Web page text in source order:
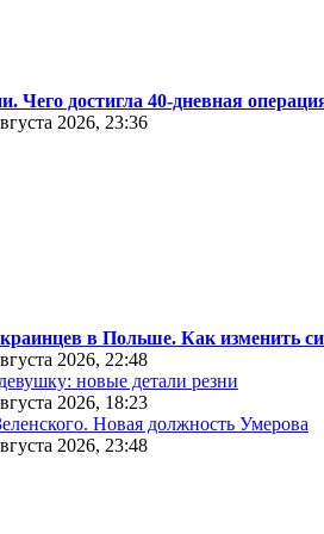
Чего достигла 40-дневная
2026, 23:36
в Польше. Как изменить
2026, 22:48
новые детали резни
2026, 18:23
Новая должность Умерова
2026, 23:48